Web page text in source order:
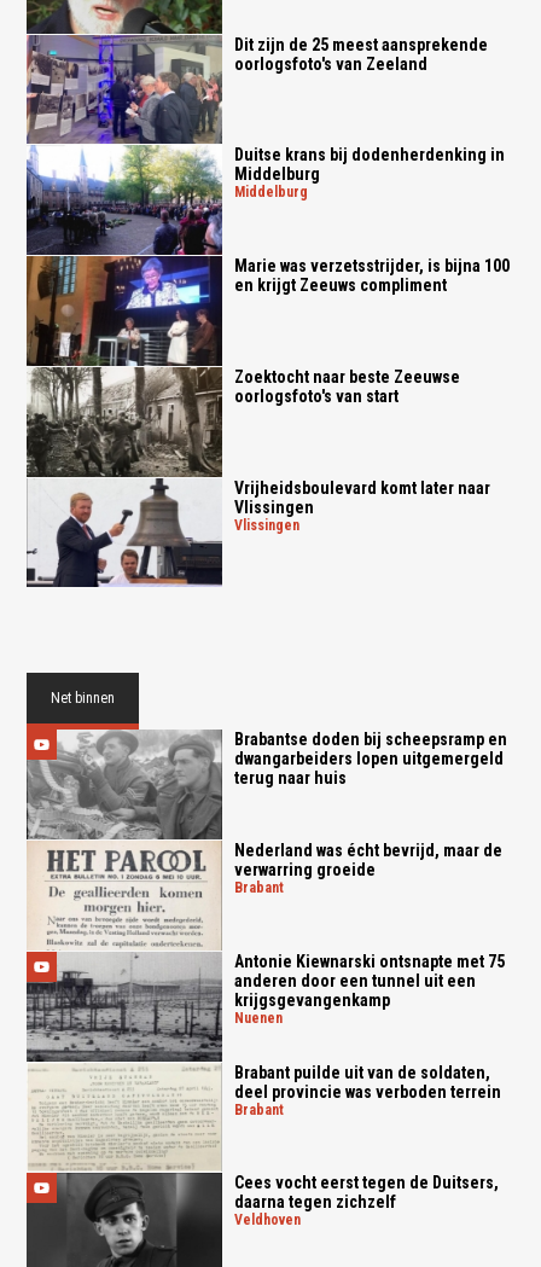
Dit zijn de 25 meest aansprekende
oorlogsfoto's van Zeeland
Duitse krans bij dodenherdenking in
Middelburg
middelburg
Marie was verzetsstrijder, is bijna 100
en krijgt Zeeuws compliment
Zoektocht naar beste Zeeuwse
oorlogsfoto's van start
Vrijheidsboulevard komt later naar
Vlissingen
vlissingen
Net binnen
Brabantse doden bij scheepsramp en
dwangarbeiders lopen uitgemergeld
terug naar huis
Nederland was écht bevrijd, maar de
verwarring groeide
brabant
Antonie Kiewnarski ontsnapte met 75
anderen door een tunnel uit een
krijgsgevangenkamp
nuenen
Brabant puilde uit van de soldaten,
deel provincie was verboden terrein
brabant
Cees vocht eerst tegen de Duitsers,
daarna tegen zichzelf
veldhoven